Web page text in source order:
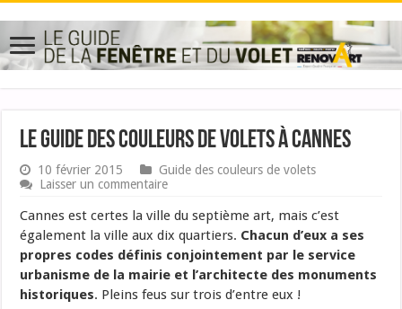
Le guide des couleurs de volets à Cannes
10 février 2015
Guide des couleurs de volets
Laisser un commentaire
Cannes est certes la ville du septième art, mais c’est
également la ville aux dix quartiers. Chacun d’eux a ses
propres codes définis conjointement par le service
urbanisme de la mairie et l’architecte des monuments
historiques. Pleins feus sur trois d’entre eux !